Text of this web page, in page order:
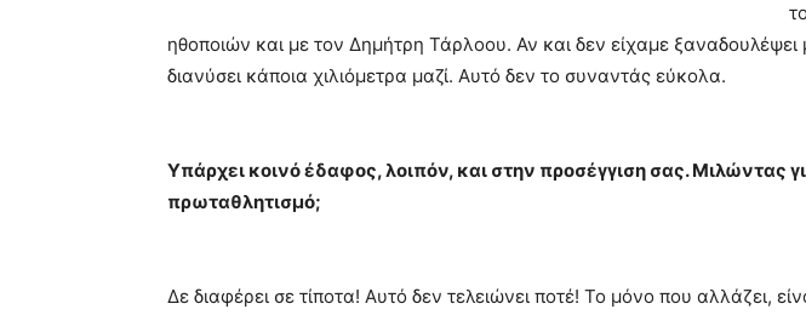
ηθοποιών και με τον Δημήτρη Τάρλοου. Αν και δεν είχαμε
διανύσει κάποια χιλιόμετρα μαζί. Αυτό δεν το συναντάς εύκολα.
Υπάρχει κοινό έδαφος, λοιπόν, και στην προσέγγιση σας. Μιλώντας
πρωταθλητισμό;
Δε διαφέρει σε τίποτα! Αυτό δεν τελειώνει ποτέ! Το μόνο που αλλάζει,